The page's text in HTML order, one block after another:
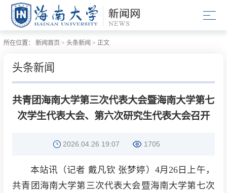
所在位置： 新闻首页 > 头条新闻 > 正文
头条新闻
共青团海南大学第三次代表大会暨海南大学第七
次学生代表大会、第六次研究生代表大会召开
2026.04.26 19:07 1705
本站讯（记者 戴凡钦 张梦婷）4月26日上午，
共青团海南大学第三次代表大会暨海南大学第七次